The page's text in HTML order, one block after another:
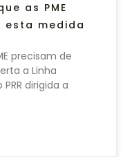
as PME
esta medida
precisam de
a Linha
dirigida a